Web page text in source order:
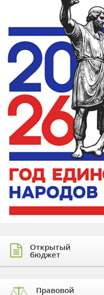
Открытый
бюджет
Правовой